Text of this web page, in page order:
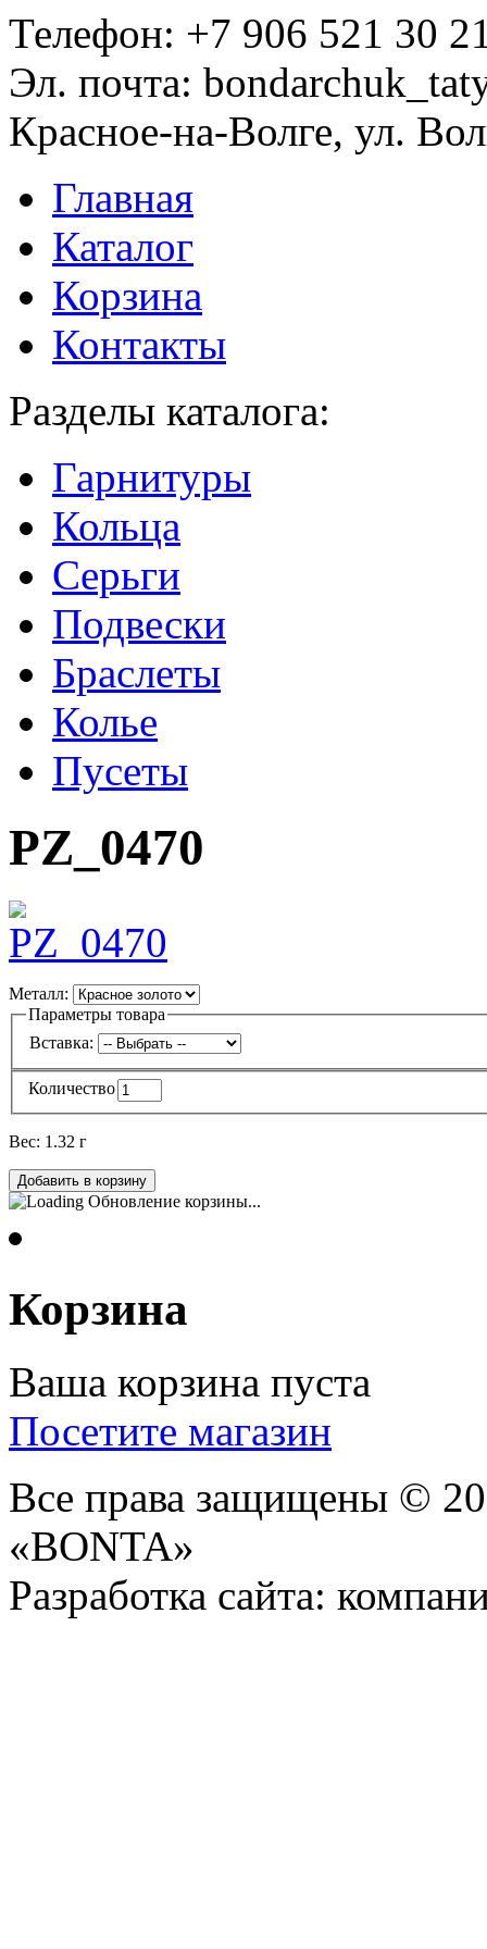
Телефон: +7 906 521 30
Эл. почта:
Красное-на-Волге, ул.
Главная
Каталог
Корзина
Контакты
Разделы каталога:
Гарнитуры
Кольца
Серьги
Подвески
Браслеты
Колье
Пусеты
PZ_0470
Металл:
Параметры товара
Вставка:
Количество
Вес: 1.32 г
Обновление корзины...
Корзина
Ваша корзина пуста
Посетите магазин
Все права защищены ©
«BONTA»
Разработка сайта: